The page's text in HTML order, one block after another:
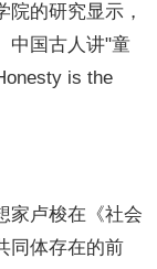
的研究显示，
中国古人讲"童
is the
家卢梭在《社会
同体存在的前